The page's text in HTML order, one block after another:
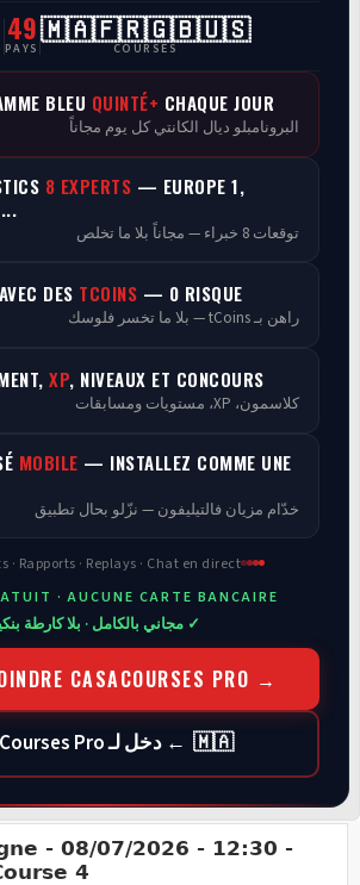
CPCs
49
PAYS
🇲🇦🇫🇷🇬🇧🇺🇸
COURSES
BLEU QUINTÉ+ CHAQUE JOUR
البرونامبلو ديال الكانتي كل يوم مجاناً
8 EXPERTS — EUROPE 1,
توقعات 8 خبراء — مجاناً بلا ما تخلص
DES TCOINS — 0 RISQUE
راهن بـ tCoins — بلا ما تخسر فلوسك
XP, NIVEAUX ET CONCOURS
كلاسمون، XP، مستويات ومسابقات
MOBILE — INSTALLEZ COMME UNE
خدّام مزيان فالتيليفون — نزّلو بحال تطبيق
· Rapports · Replays · Chat en direct
· AUCUNE CARTE BANCAIRE
✓ مجاني بالكامل · بلا كارطة
CASACOURSES PRO →
🇲🇦 ← دخل لـ CasaCourses Pro
- 08/07/2026 - 12:30 -
4